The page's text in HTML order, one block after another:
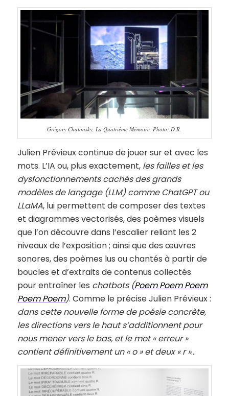
Grégory Chatonsky, La Quatrième Mémoire. Photo: D.R.
Julien Prévieux continue de jouer sur et avec les
mots. L’IA ou, plus exactement,les failles et les
dysfonctionnements cachés des grands
modèles de langage (LLM) comme ChatGPT ou
LLaMA, lui permettent de composer des textes
et diagrammes vectorisés, des poèmes visuels
que l’on découvre dans l’escalier reliant les 2
niveaux de l’exposition ; ainsi que des œuvres
sonores, des poèmes lus ou chantés à partir de
boucles et d’extraits de contenus collectés
pour entraîner les chatbots (Poem Poem Poem
Poem Poem). Comme le précise Julien Prévieux :
dans cette nouvelle forme de poésie concrète,
les directions vers le haut s’additionnent pour
nous mener vers le bas, et le mot « erreur »
contient définitivement un « o » et deux « r »…